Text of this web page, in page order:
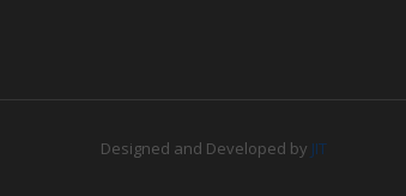
Designed and Developed by JIT